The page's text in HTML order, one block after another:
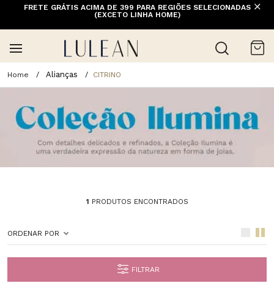
FRETE GRÁTIS ACIMA DE 399 PARA REGIÕES SELECIONADAS
(EXCETO LINHA HOME)
Alianças CITRINO
1 PRODUTOS ENCONTRADOS
ORDENAR POR
FILTRAR